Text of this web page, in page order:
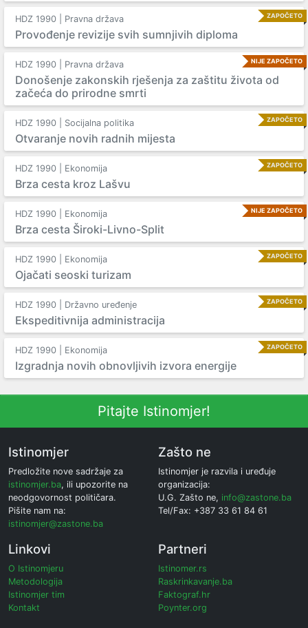
ZAPOČETO
HDZ 1990 | Pravna država
Provođenje revizije svih sumnjivih diploma
NIJE ZAPOČETO
HDZ 1990 | Pravna država
Donošenje zakonskih rješenja za zaštitu života od
začeća do prirodne smrti
ZAPOČETO
HDZ 1990 | Socijalna politika
Otvaranje novih radnih mijesta
ZAPOČETO
HDZ 1990 | Ekonomija
Brza cesta kroz Lašvu
NIJE ZAPOČETO
HDZ 1990 | Ekonomija
Brza cesta Široki-Livno-Split
ZAPOČETO
HDZ 1990 | Ekonomija
Ojačati seoski turizam
ZAPOČETO
HDZ 1990 | Državno uređenje
Ekspeditivnija administracija
ZAPOČETO
HDZ 1990 | Ekonomija
Izgradnja novih obnovljivih izvora energije
Pitajte Istinomjer!
Istinomjer
Predložite nove sadržaje za
istinomjer.ba, ili upozorite na
neodgovornost političara.
Pišite nam na:
istinomjer@zastone.ba
Zašto ne
Istinomjer je razvila i uređuje
organizacija:
U.G. Zašto ne, info@zastone.ba
Tel/Fax: +387 33 61 84 61
Linkovi
O Istinomjeru
Metodologija
Istinomjer tim
Kontakt
Partneri
Istinomer.rs
Raskrinkavanje.ba
Faktograf.hr
Poynter.org